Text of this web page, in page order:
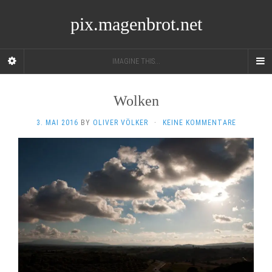
pix.magenbrot.net
IMAGINE THIS...
Wolken
3. MAI 2016 BY OLIVER VÖLKER · KEINE KOMMENTARE